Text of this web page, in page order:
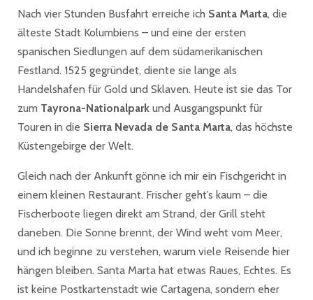
Nach vier Stunden Busfahrt erreiche ich Santa Marta, die
älteste Stadt Kolumbiens – und eine der ersten
spanischen Siedlungen auf dem südamerikanischen
Festland. 1525 gegründet, diente sie lange als
Handelshafen für Gold und Sklaven. Heute ist sie das Tor
zum Tayrona-Nationalpark und Ausgangspunkt für
Touren in die Sierra Nevada de Santa Marta, das höchste
Küstengebirge der Welt.
Gleich nach der Ankunft gönne ich mir ein Fischgericht in
einem kleinen Restaurant. Frischer geht’s kaum – die
Fischerboote liegen direkt am Strand, der Grill steht
daneben. Die Sonne brennt, der Wind weht vom Meer,
und ich beginne zu verstehen, warum viele Reisende hier
hängen bleiben. Santa Marta hat etwas Raues, Echtes. Es
ist keine Postkartenstadt wie Cartagena, sondern eher